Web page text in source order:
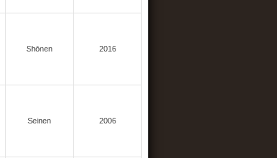
Shōnen 2016
Seinen 2006